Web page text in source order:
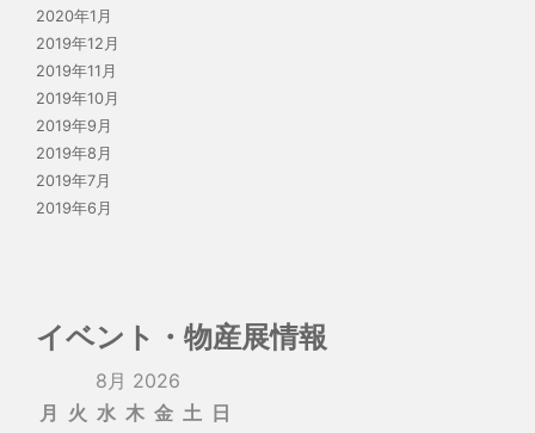
2020年1月
2019年12月
2019年11月
2019年10月
2019年9月
2019年8月
2019年7月
2019年6月
イベント・物産展情報
8月 2026
月
火 水 木 金 土 日